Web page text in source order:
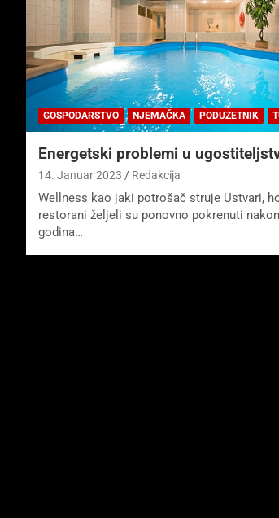
GOSPODARSTVO NJEMAČKA PODUZETNIK
Energetski problemi u
14. Januar 2023 Redakcija
Wellness kao jaki potrošač struje Ustvari,
restorani željeli su ponovno pokrenuti
godina…